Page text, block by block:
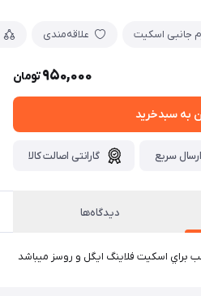
جانبی اسکیت علاقه‌مندی
950,000تومان
به سبدخرید
ارسال سریع گارانتی اصالت کالا
دیدگاه‌ها
اسكيت فلاينگ ايگل و روسز ميباشد